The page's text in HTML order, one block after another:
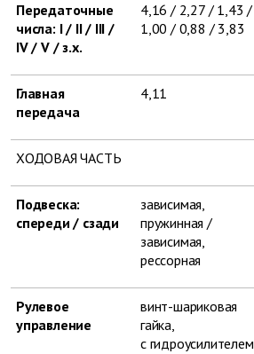
Передаточные
числа: I / II / III /
IV / V / з.х.
4,16 / 2,27 / 1,43 /
1,00 / 0,88 / 3,83
Главная
передача
4,11
ХОДОВАЯ ЧАСТЬ
Подвеска:
спереди / сзади
зависимая,
пружинная /
зависимая,
рессорная
Рулевое
управление
винт-шариковая
гайка,
с гидроусилителем